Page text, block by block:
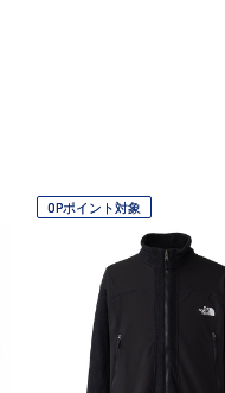
OPポイント対象